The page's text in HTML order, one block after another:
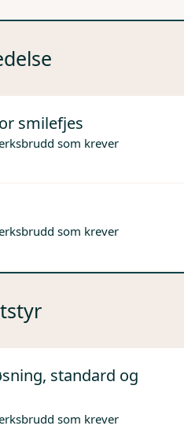
smilefjes
som krever
som krever
standard og
som krever